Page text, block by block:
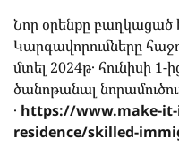
Նոր օրենքը բաղկացած
Կարգավորումները
մտել 2024թ․ հունիսի 1-
ծանոթանալ
․ https://www.make-
residence/skilled-